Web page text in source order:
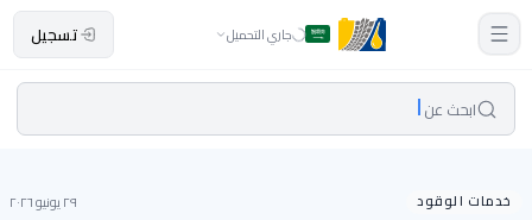
جاري التحميل تسجيل
ابحث عن
خدمات الوقود ٢٩ يونيو ٢٠٢٦